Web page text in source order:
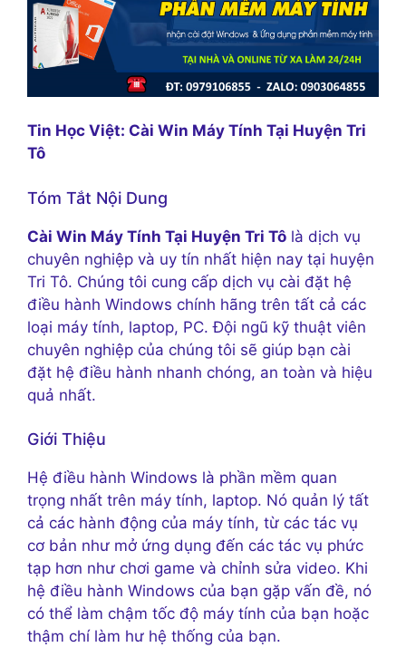
Tin Học Việt: Cài Win Máy Tính Tại Huyện Tri
Tô
Tóm Tắt Nội Dung
Cài Win Máy Tính Tại Huyện Tri Tô là dịch vụ
chuyên nghiệp và uy tín nhất hiện nay tại huyện
Tri Tô. Chúng tôi cung cấp dịch vụ cài đặt hệ
điều hành Windows chính hãng trên tất cả các
loại máy tính, laptop, PC. Đội ngũ kỹ thuật viên
chuyên nghiệp của chúng tôi sẽ giúp bạn cài
đặt hệ điều hành nhanh chóng, an toàn và hiệu
quả nhất.
Giới Thiệu
Hệ điều hành Windows là phần mềm quan
trọng nhất trên máy tính, laptop. Nó quản lý tất
cả các hành động của máy tính, từ các tác vụ
cơ bản như mở ứng dụng đến các tác vụ phức
tạp hơn như chơi game và chỉnh sửa video. Khi
hệ điều hành Windows của bạn gặp vấn đề, nó
có thể làm chậm tốc độ máy tính của bạn hoặc
thậm chí làm hư hệ thống của bạn.